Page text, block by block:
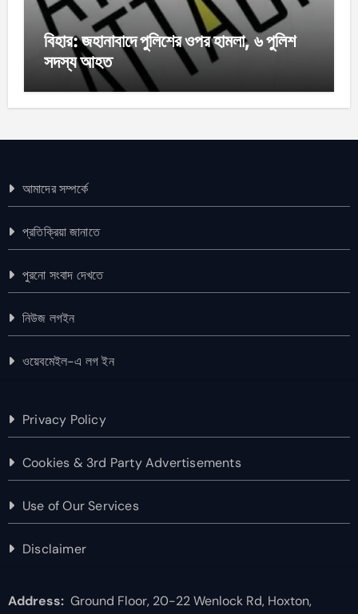
বিহার: জহানাবাদে পুলিশের ওপর হামলা, ৬ পুলিশ
সদস্য আহত
আমাদের সম্পর্কে
প্রতিক্রিয়া জানাতে
পুরনো সংবাদ দেখতে
নিউজ লগইন
ওয়েবমেইল-এ লগ ইন
Privacy Policy
Cookies & 3rd Party Advertisements
Use of Our Services
Disclaimer
Address:Ground Floor, 20-22 Wenlock Rd, Hoxton,